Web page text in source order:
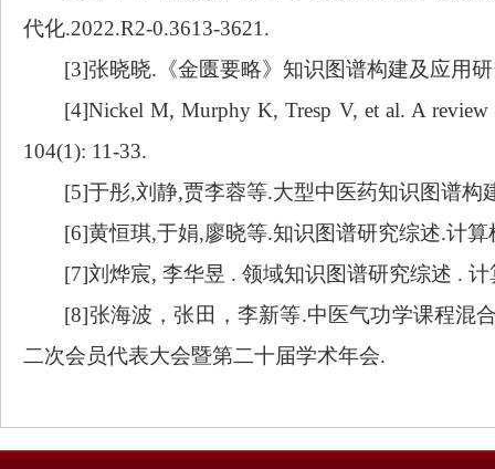
代化.2022.R2-0.3613-3621 .
[3]张晓晓. 《金匮要略》知识图谱构建及应用
[4]Nickel M, Murphy K, Tresp V, et al. A review
104(1): 11-33.
[5]于彤,刘静,贾李蓉等.大型中医药知识图谱构
[6]黄恒琪,于娟,廖晓等.知识图谱研究综述.计算
[7]刘烨宸,李华昱 .领域知识图谱研究综述 .计
[8]张海波，张田，李新等.中医气功学课程混
二次会员代表大会暨第二十届学术年会.